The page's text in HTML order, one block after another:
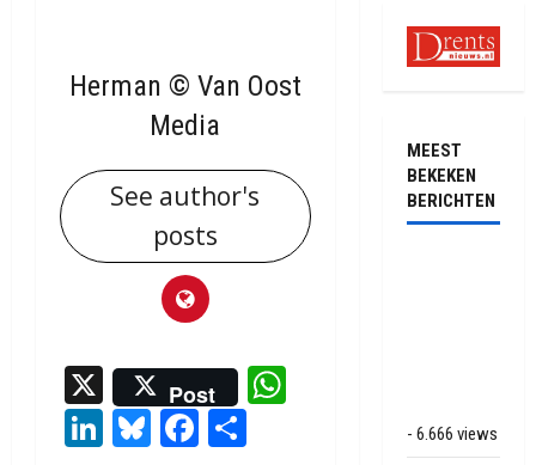
Herman © Van Oost
Media
See author's
posts
X Post
LinkedIn
Bluesky
Facebook
MEEST
BEKEKEN
BERICHTEN
- 6.666 views